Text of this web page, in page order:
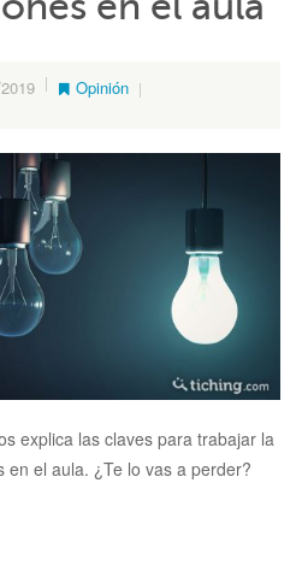
Opinión
explica las claves para trabajar la
en el aula. ¿Te lo vas a perder?